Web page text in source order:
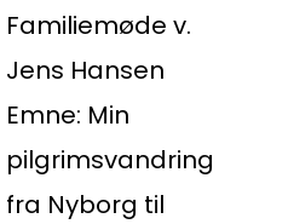
Familiemøde v.
Jens Hansen
Emne: Min
pilgrimsvandring
fra Nyborg til